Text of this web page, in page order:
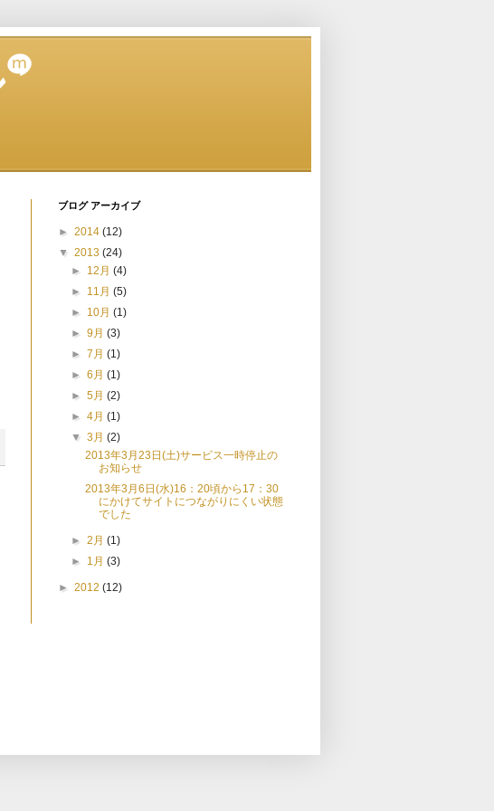
ブログ アーカイブ
► 2014 (12)
▼ 2013 (24)
► 12月(4)
► 11月(5)
► 10月(1)
►9月(3)
►7月(1)
►6月(1)
►5月(2)
►4月(1)
▼3月(2)
2013年3月23日(土)サービス一時停止の
お知らせ
2013年3月6日(水)16：20頃から17：30
にかけてサイトにつながりにくい状態
でした
►2月(1)
► 1月(3)
► 2012 (12)